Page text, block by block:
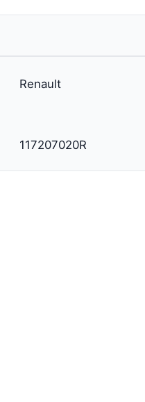
Renault
117207020R